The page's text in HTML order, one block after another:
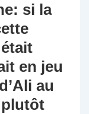
si la
en jeu
au
plutôt